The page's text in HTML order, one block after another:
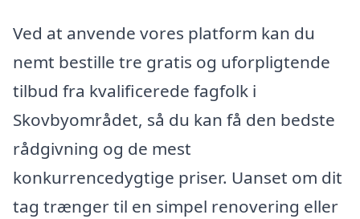
Ved at anvende vores platform kan du
nemt bestille tre gratis og uforpligtende
tilbud fra kvalificerede fagfolk i
Skovbyområdet, så du kan få den bedste
rådgivning og de mest
konkurrencedygtige priser. Uanset om dit
tag trænger til en simpel renovering eller